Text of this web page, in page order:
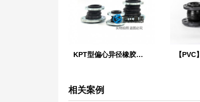
KPT型偏心异径橡胶接头
相关案例